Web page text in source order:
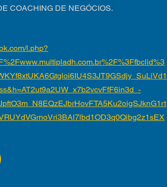
COACHING DE NEGÓCIOS.
l.php?